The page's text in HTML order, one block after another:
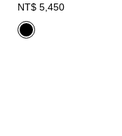
NT$ 5,450